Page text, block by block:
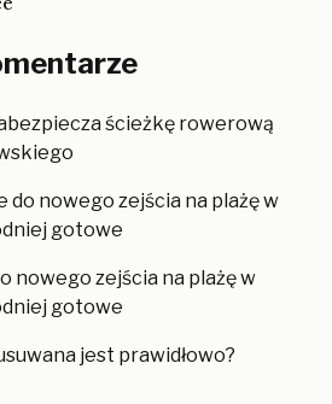
ścieżkę rowerową
do nowego zejścia na plażę w
gotowe
nowego zejścia na plażę w
gotowe
jest prawidłowo?